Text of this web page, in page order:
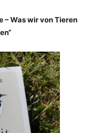
– Was wir von Tieren